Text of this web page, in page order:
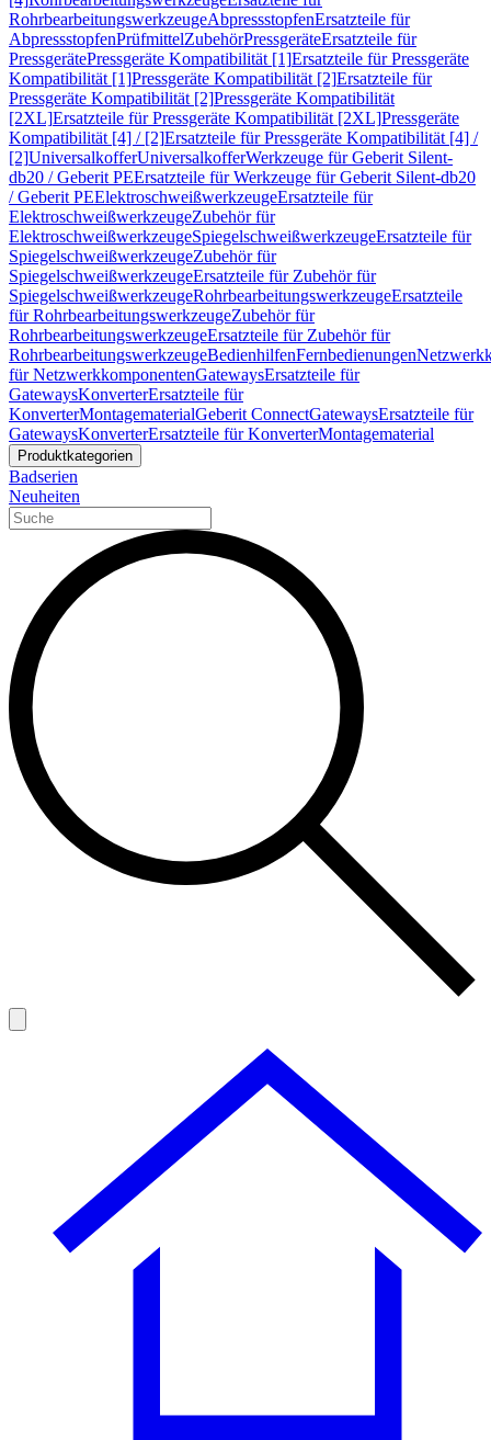
RohrbearbeitungswerkzeugeAbpressstopfenErsatzteile für
AbpressstopfenPrüfmittelZubehörPressgeräteErsatzteile für
PressgerätePressgeräte Kompatibilität [1]Ersatzteile für Pressgeräte
Kompatibilität [1]Pressgeräte Kompatibilität [2]Ersatzteile für
Pressgeräte Kompatibilität [2]Pressgeräte Kompatibilität
[2XL]Ersatzteile für Pressgeräte Kompatibilität [2XL]Pressgeräte
Kompatibilität [4] / [2]Ersatzteile für Pressgeräte Kompatibilität [4] /
[2]UniversalkofferUniversalkofferWerkzeuge für Geberit Silent-
db20 / Geberit PEErsatzteile für Werkzeuge für Geberit Silent-db20
/ Geberit PEElektroschweißwerkzeugeErsatzteile für
ElektroschweißwerkzeugeZubehör für
ElektroschweißwerkzeugeSpiegelschweißwerkzeugeErsatzteile für
SpiegelschweißwerkzeugeZubehör für
SpiegelschweißwerkzeugeErsatzteile für Zubehör für
SpiegelschweißwerkzeugeRohrbearbeitungswerkzeugeErsatzteile
für RohrbearbeitungswerkzeugeZubehör für
RohrbearbeitungswerkzeugeErsatzteile für Zubehör für
RohrbearbeitungswerkzeugeBedienhilfenFernbedienungen
für NetzwerkkomponentenGatewaysErsatzteile für
GatewaysKonverterErsatzteile für
KonverterMontagematerialGeberit ConnectGatewaysErsatzteile für
GatewaysKonverterErsatzteile für KonverterMontagematerial
Produktkategorien
Badserien
Neuheiten